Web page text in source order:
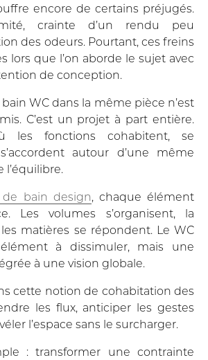
encore de certains préjugés.
crainte d’un rendu peu
des odeurs. Pourtant, ces freins
lors que l’on aborde le sujet avec
de conception.
WC dans la même pièce n’est
C’est un projet à part entière.
les fonctions cohabitent, se
autour d’une même
l’équilibre.
de bain design, chaque élément
Les volumes s’organisent, la
matières se répondent. Le WC
à dissimuler, mais une
à une vision globale.
cette notion de cohabitation des
les flux, anticiper les gestes
l’espace sans le surcharger.
: transformer une contrainte